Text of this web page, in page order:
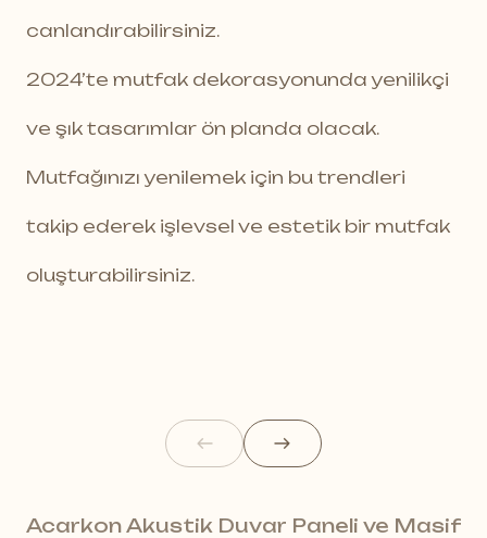
Acarkon Akustik Duvar Paneli ve Masif
canlandırabilirsiniz.
2024’te mutfak dekorasyonunda yenilikçi
ve şık tasarımlar ön planda olacak.
Mutfağınızı yenilemek için bu trendleri
takip ederek işlevsel ve estetik bir mutfak
oluşturabilirsiniz.